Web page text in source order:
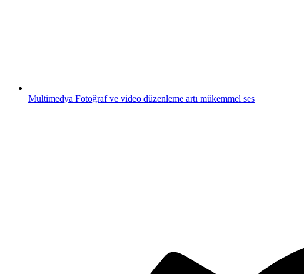
Multimedya Fotoğraf ve video düzenleme artı mükemmel ses